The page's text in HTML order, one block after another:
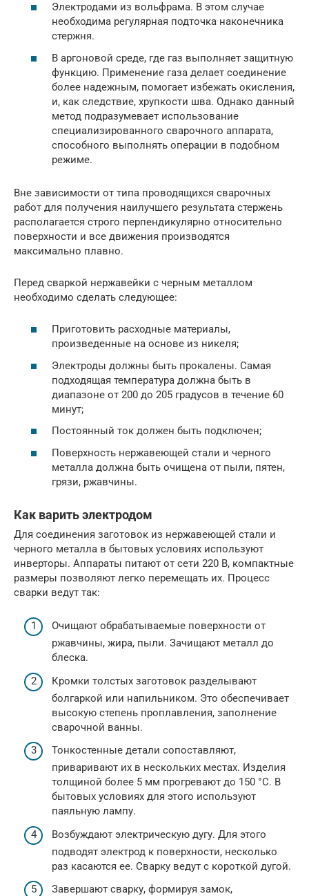
Электродами из вольфрама. В этом случае
необходима регулярная подточка наконечника
стержня.
В аргоновой среде, где газ выполняет защитную
функцию. Применение газа делает соединение
более надежным, помогает избежать окисления,
и, как следствие, хрупкости шва. Однако данный
метод подразумевает использование
специализированного сварочного аппарата,
способного выполнять операции в подобном
режиме.
Вне зависимости от типа проводящихся сварочных
работ для получения наилучшего результата стержень
располагается строго перпендикулярно относительно
поверхности и все движения производятся
максимально плавно.
Перед сваркой нержавейки с черным металлом
необходимо сделать следующее:
Приготовить расходные материалы,
произведенные на основе из никеля;
Электроды должны быть прокалены. Самая
подходящая температура должна быть в
диапазоне от 200 до 205 градусов в течение 60
минут;
Постоянный ток должен быть подключен;
Поверхность нержавеющей стали и черного
металла должна быть очищена от пыли, пятен,
грязи, ржавчины.
Как варить электродом
Для соединения заготовок из нержавеющей стали и
черного металла в бытовых условиях используют
инверторы. Аппараты питают от сети 220 В, компактные
размеры позволяют легко перемещать их. Процесс
сварки ведут так:
Очищают обрабатываемые поверхности от
ржавчины, жира, пыли. Зачищают металл до
блеска.
Кромки толстых заготовок разделывают
болгаркой или напильником. Это обеспечивает
высокую степень проплавления, заполнение
сварочной ванны.
Тонкостенные детали сопоставляют,
приваривают их в нескольких местах. Изделия
толщиной более 5 мм прогревают до 150 °С. В
бытовых условиях для этого используют
паяльную лампу.
Возбуждают электрическую дугу. Для этого
подводят электрод к поверхности, несколько
раз касаются ее. Сварку ведут с короткой дугой.
Завершают сварку, формируя замок,